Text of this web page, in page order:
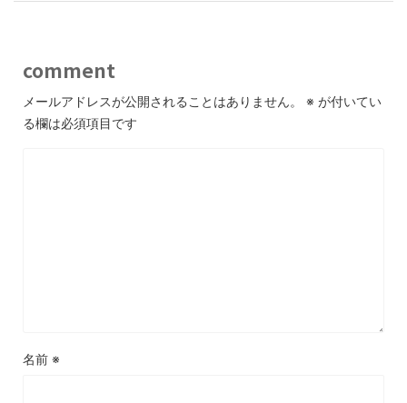
comment
メールアドレスが公開されることはありません。 ※ が付いてい
る欄は必須項目です
名前 ※